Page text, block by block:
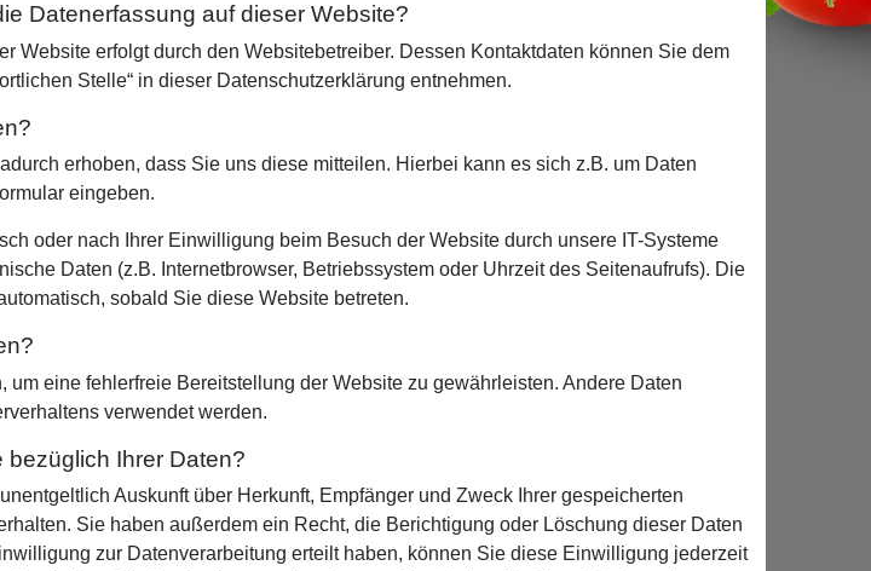
Datenerfassung auf dieser Website?
Website erfolgt durch den Websitebetreiber. Dessen Kontaktdaten können Sie dem
Stelle“ in dieser Datenschutzerklärung entnehmen.
erhoben, dass Sie uns diese mitteilen. Hierbei kann es sich z.B. um Daten
eingeben.
oder nach Ihrer Einwilligung beim Besuch der Website durch unsere IT-Systeme
Daten (z.B. Internetbrowser, Betriebssystem oder Uhrzeit des Seitenaufrufs). Die
sobald Sie diese Website betreten.
um eine fehlerfreie Bereitstellung der Website zu gewährleisten. Andere Daten
verwendet werden.
Ihrer Daten?
Auskunft über Herkunft, Empfänger und Zweck Ihrer gespeicherten
Sie haben außerdem ein Recht, die Berichtigung oder Löschung dieser Daten
zur Datenverarbeitung erteilt haben, können Sie diese Einwilligung jederzeit